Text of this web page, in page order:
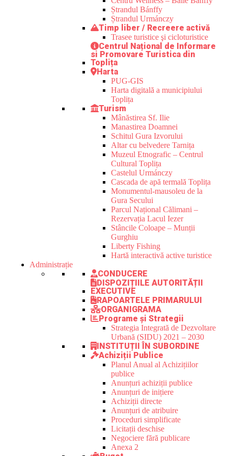
Ștrandul Bánffy
Ștrandul Urmánczy
Timp liber / Recreere activă
Trasee turistice şi cicloturistice
Centrul Național de Informare
si Promovare Turistica din
Toplița
Harta
PUG-GIS
Harta digitală a municipiului
Toplița
Turism
Mânăstirea Sf. Ilie
Manastirea Doamnei
Schitul Gura Izvorului
Altar cu belvedere Tarnița
Muzeul Etnografic – Centrul
Cultural Toplița
Castelul Urmánczy
Cascada de apă termală Toplița
Monumentul-mausoleu de la
Gura Secului
Parcul Național Călimani –
Rezervația Lacul Iezer
Stâncile Coloape – Munții
Gurghiu
Liberty Fishing
Hartă interactivă active turistice
Administrație
CONDUCERE
DISPOZIȚIILE AUTORITĂȚII
EXECUTIVE
RAPOARTELE PRIMARULUI
ORGANIGRAMA
Programe și Strategii
Strategia Integrată de Dezvoltare
Urbană (SIDU) 2021 – 2030
INSTITUȚII ÎN SUBORDINE
Achiziții Publice
Planul Anual al Achizițiilor
publice
Anunțuri achiziții publice
Anunțuri de inițiere
Achiziții directe
Anunțuri de atribuire
Proceduri simplificate
Licitații deschise
Negociere fără publicare
Anexa 2